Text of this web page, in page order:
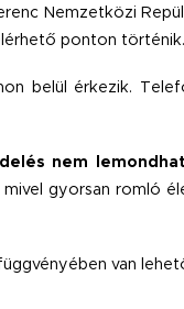
Nemzetközi
ponton történik.
belül érkezik.
nem
gyorsan romló
van